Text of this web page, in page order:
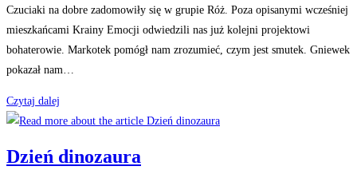
Czuciaki na dobre zadomowiły się w grupie Róż. Poza opisanymi wcześniej
mieszkańcami Krainy Emocji odwiedzili nas już kolejni projektowi
bohaterowie. Markotek pomógł nam zrozumieć, czym jest smutek. Gniewek
pokazał nam…
Czytaj dalej
w
Emocji
Dzień dinozaura